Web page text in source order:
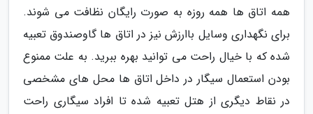
همه اتاق ها همه روزه به صورت رایگان نظافت می شوند.
برای نگهداری وسایل باارزش نیز در اتاق ها گاوصندوق تعبیه
شده که با خیال راحت می توانید بهره ببرید. به علت ممنوع
بودن استعمال سیگار در داخل اتاق ها محل های مشخصی
در نقاط دیگری از هتل تعبیه شده تا افراد سیگاری راحت